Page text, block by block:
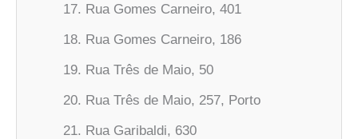
Rua Gomes Carneiro, 401
Rua Gomes Carneiro, 186
Rua Três de Maio, 50
Rua Três de Maio, 257, Porto
Rua Garibaldi, 630